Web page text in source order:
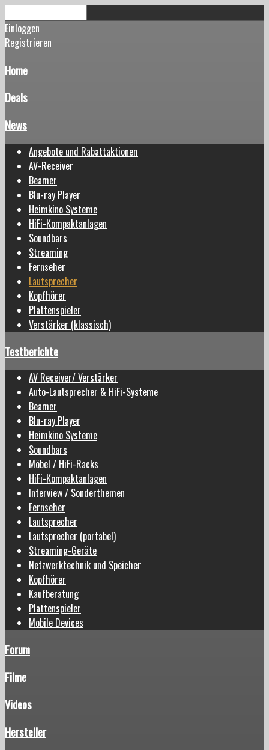
Einloggen
Registrieren
Home
Deals
News
Angebote und Rabattaktionen
AV-Receiver
Beamer
Blu-ray Player
Heimkino Systeme
HiFi-Kompaktanlagen
Soundbars
Streaming
Fernseher
Lautsprecher
Kopfhörer
Plattenspieler
Verstärker (klassisch)
Testberichte
AV Receiver/ Verstärker
Auto-Lautsprecher & HiFi-Systeme
Beamer
Blu-ray Player
Heimkino Systeme
Soundbars
Möbel / HiFi-Racks
HiFi-Kompaktanlagen
Interview / Sonderthemen
Fernseher
Lautsprecher
Lautsprecher (portabel)
Streaming-Geräte
Netzwerktechnik und Speicher
Kopfhörer
Kaufberatung
Plattenspieler
Mobile Devices
Forum
Filme
Videos
Hersteller